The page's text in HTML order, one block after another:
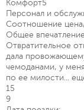
Комфорт5
Персонал и
Соотношение
Общее
Отвратительное
дала
чемоданами, у
по ее милости...
15
9